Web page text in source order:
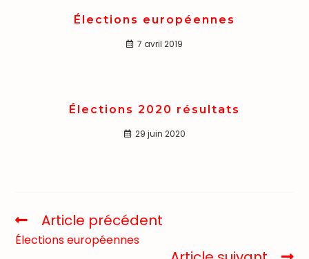
Élections européennes
7 avril 2019
Élections 2020 résultats
29 juin 2020
Article précédent
Élections européennes